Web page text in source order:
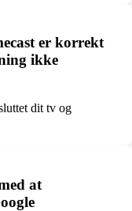
er korrekt
ikke
dit tv og
at